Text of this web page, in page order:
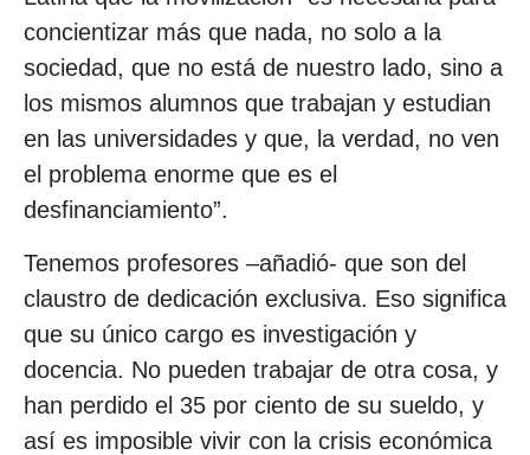
concientizar más que nada, no solo a la
sociedad, que no está de nuestro lado, sino a
los mismos alumnos que trabajan y estudian
en las universidades y que, la verdad, no ven
el problema enorme que es el
desfinanciamiento”.
Tenemos profesores –añadió- que son del
claustro de dedicación exclusiva. Eso significa
que su único cargo es investigación y
docencia. No pueden trabajar de otra cosa, y
han perdido el 35 por ciento de su sueldo, y
así es imposible vivir con la crisis económica